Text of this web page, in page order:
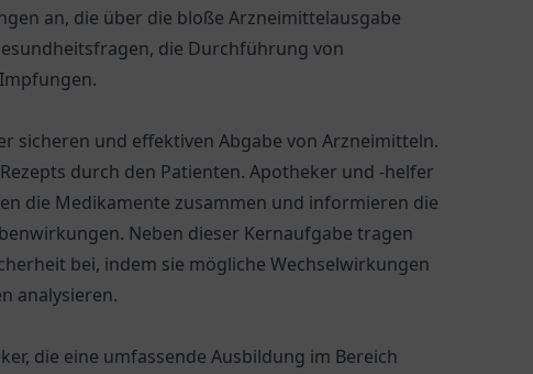
an, die über die bloße Arzneimittelausgabe
die Durchführung von
sicheren und effektiven Abgabe von Arzneimitteln.
durch den Patienten. Apotheker und -helfer
die Medikamente zusammen und informieren die
Neben dieser Kernaufgabe tragen
bei, indem sie mögliche Wechselwirkungen
analysieren.
die eine umfassende Ausbildung im Bereich